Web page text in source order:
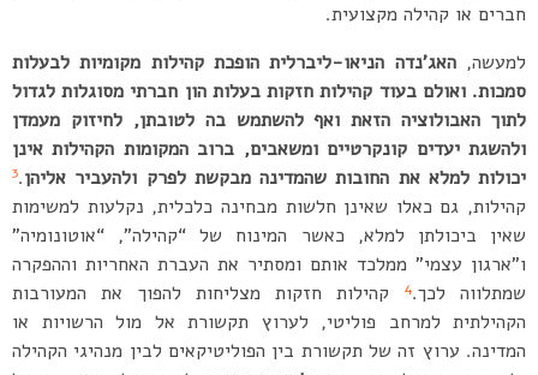
חברים או קהילה מקצועית.
למעשה,האג’נדה הניאו-ליברלית הופכת קהילות מקומיות לבעלות
סמכות. ואולם בעוד קהילות חזקות בעלות הון חברתי מסוגלות לגדול
לתוך האבולוציה הזאת ואף להשתמש בה לטובתן, לחיזוק מעמדן
ולהשגת יעדים קונקרטיים ומשאבים, ברוב המקומות הקהילות אינן
יכולות למלא את החובות שהמדינה מבקשת לפרק ולהעביר אליהן.
3
קהילות, גם כאלו שאינן חלשות מבחינה כלכלית, נקלעות למשימות
שאין ביכולתן למלא, כאשר המינוח של “קהילה”, “אוטונומיה”
ו”ארגון עצמי” ממלכד אותם ומסתיר את העברת האחריות וההפקרה
שמתלווה לכך.4
קהילות חזקות מצליחות להפוך את המעורבות
הקהילתית למרחב פוליטי, לערוץ תקשורת אל מול הרשויות או
המדינה. ערוץ זה של תקשורת בין הפוליטיקאים לבין מנהיגי הקהילה